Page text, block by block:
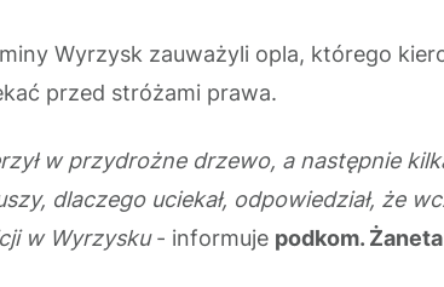
Wyrzysk zauważyli opla, którego
przed stróżami prawa.
w przydrożne drzewo, a następnie
dlaczego uciekał, odpowiedział, że
w Wyrzysku- informuje podkom.